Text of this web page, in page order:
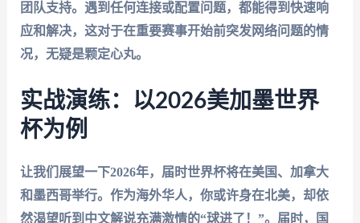
团队支持。遇到任何连接或配置问题，都能得到快速响
应和解决，这对于在重要赛事开始前突发网络问题的情
况，无疑是颗定心丸。
实战演练：以2026美加墨世界
杯为例
让我们展望一下2026年，届时世界杯将在美国、加拿大
和墨西哥举行。作为海外华人，你或许身在北美，却依
然渴望听到中文解说充满激情的“球进了！”。届时，国